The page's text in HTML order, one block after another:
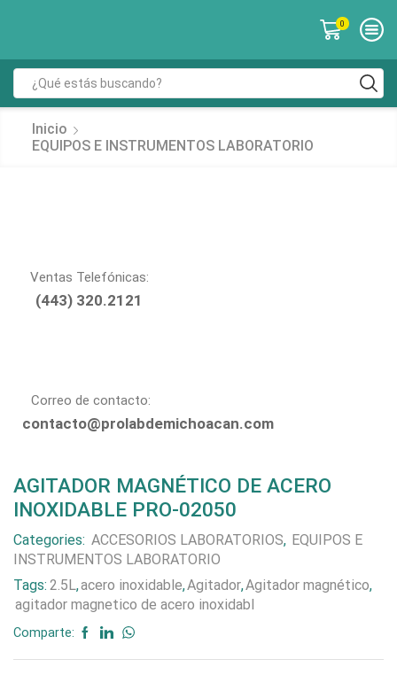
0
Inicio
EQUIPOS E INSTRUMENTOS LABORATORIO
Ventas Telefónicas:
(443) 320.2121
Correo de contacto:
contacto@prolabdemichoacan.com
AGITADOR MAGNÉTICO DE ACERO
INOXIDABLE PRO-02050
Categories: ACCESORIOS LABORATORIOS, EQUIPOS E
INSTRUMENTOS LABORATORIO
Tags: 2.5L,acero inoxidable,Agitador,Agitador magnético,
agitador magnetico de acero inoxidabl
Comparte: